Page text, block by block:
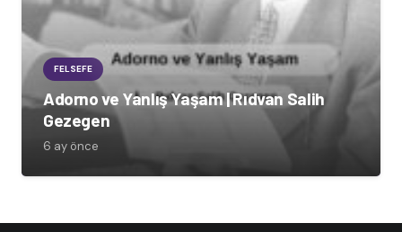
FELSEFE
Adorno ve Yanlış Yaşam | Rıdvan Salih
Gezegen
6 ay önce